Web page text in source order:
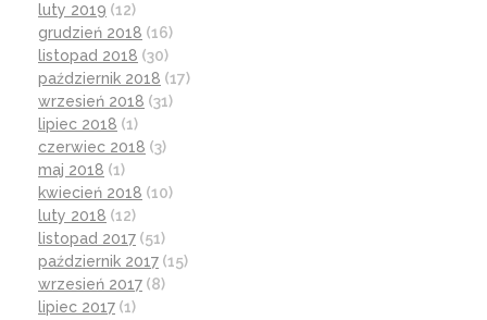
luty 2019 (12)
grudzień 2018 (16)
listopad 2018 (30)
październik 2018 (17)
wrzesień 2018 (31)
lipiec 2018 (1)
czerwiec 2018 (3)
maj 2018 (1)
kwiecień 2018 (10)
luty 2018 (12)
listopad 2017 (51)
październik 2017 (15)
wrzesień 2017 (8)
lipiec 2017 (1)